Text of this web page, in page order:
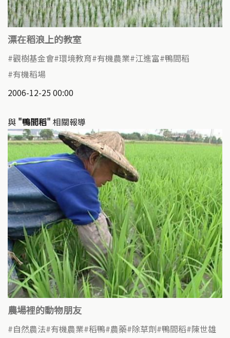
漂在稻浪上的教室
觀樹基金會 環境教育 有機農業 江進富 鴨間稻
有機稻場
2006-12-25 00:00
與 "鴨間稻" 相關報導
農場裡的動物朋友
自然農法 有機農業 稻鴨 農藥 除草劑 鴨間稻 陳世雄